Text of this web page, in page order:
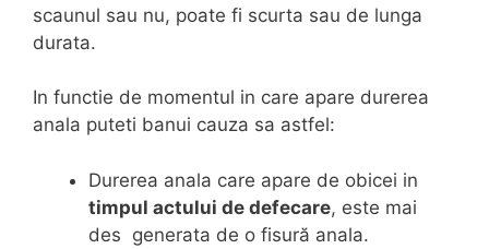
scaunul sau nu, poate fi scurta sau de lunga
durata.
In functie de momentul in care apare durerea
anala puteti banui cauza sa astfel:
Durerea anala care apare de obicei in
timpul actului de defecare, este mai
des generata de o fisură anala.